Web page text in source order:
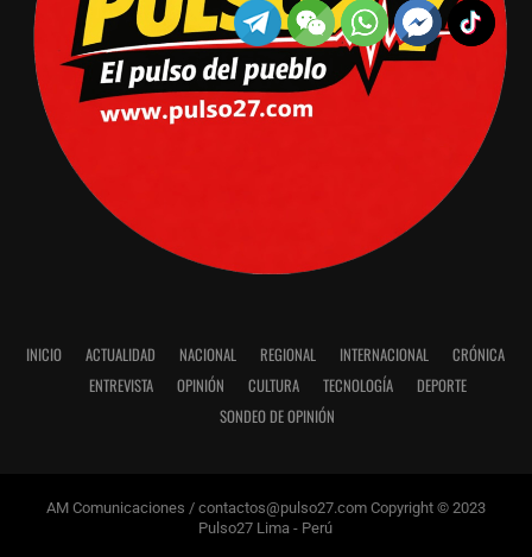
INICIO ACTUALIDAD NACIONAL REGIONAL INTERNACIONAL
CRÓNICA
ENTREVISTA
OPINIÓN CULTURA TECNOLOGÍA
DEPORTE
SONDEO DE OPINIÓN
AM Comunicaciones / contactos@pulso27.com Copyright © 2023
Pulso27 Lima - Perú